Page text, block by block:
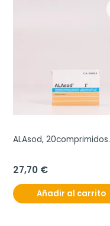
ALAsod, 20comprimidos.
27,70 €
Añadir al carrito